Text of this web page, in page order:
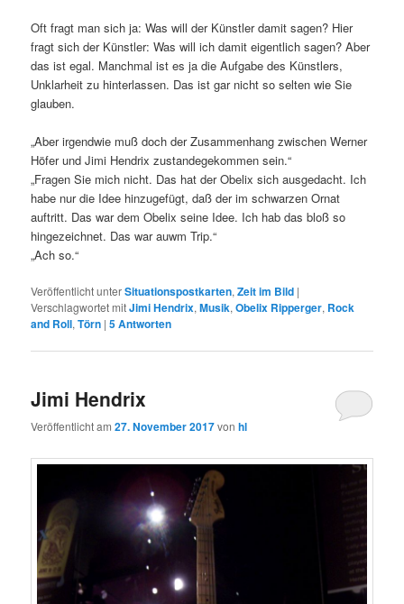
Oft fragt man sich ja: Was will der Künstler damit sagen? Hier
fragt sich der Künstler: Was will ich damit eigentlich sagen? Aber
das ist egal. Manchmal ist es ja die Aufgabe des Künstlers,
Unklarheit zu hinterlassen. Das ist gar nicht so selten wie Sie
glauben.
„Aber irgendwie muß doch der Zusammenhang zwischen Werner
Höfer und Jimi Hendrix zustandegekommen sein.“
„Fragen Sie mich nicht. Das hat der Obelix sich ausgedacht. Ich
habe nur die Idee hinzugefügt, daß der im schwarzen Ornat
auftritt. Das war dem Obelix seine Idee. Ich hab das bloß so
hingezeichnet. Das war auwm Trip.“
„Ach so.“
Veröffentlicht unterSituationspostkarten,Zeit im Bild |
Verschlagwortet mitJimi Hendrix,Musik,Obelix Ripperger, Rock
and Roll,Törn |5Antworten
Jimi Hendrix
Veröffentlicht am27. November 2017vonhl